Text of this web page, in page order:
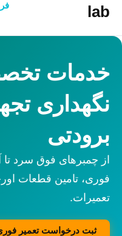
lab
خدمات
نگهداری
برودتی
از چمبرهای فوق سرد
تعمیرات.
ثبت درخواست تعمیر